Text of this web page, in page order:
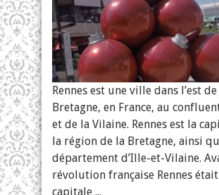
Rennes est une ville dans l’est
Bretagne, en France, au
et de la Vilaine. Rennes est la
la région de la Bretagne, ainsi
département d’Ille-et-Vilaine.
révolution française Rennes
capitale ...